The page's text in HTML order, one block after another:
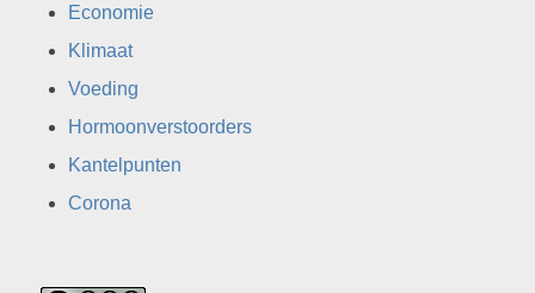
Economie
Klimaat
Voeding
Hormoonverstoorders
Kantelpunten
Corona